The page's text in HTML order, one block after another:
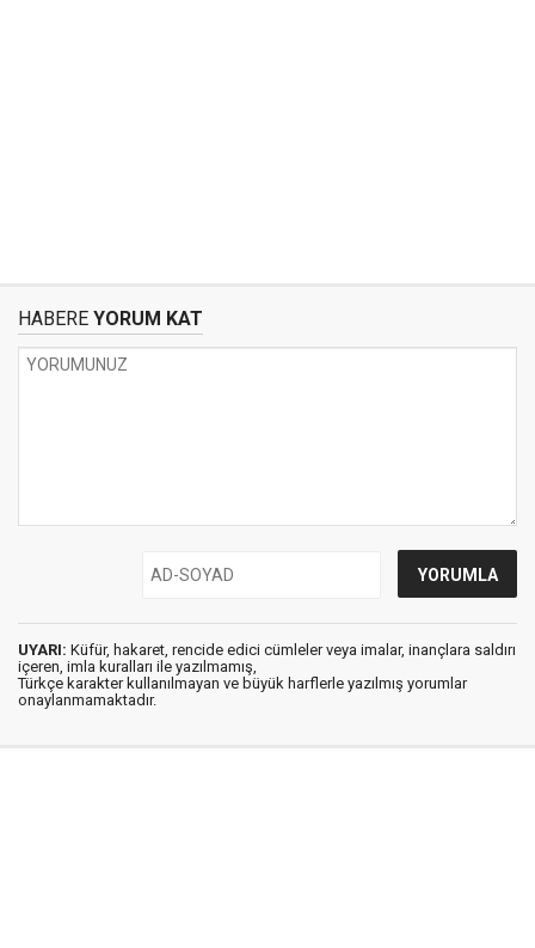
HABERE YORUM KAT
UYARI: Küfür, hakaret, rencide edici cümleler veya imalar, inançlara saldırı
içeren, imla kuralları ile yazılmamış,
Türkçe karakter kullanılmayan ve büyük harflerle yazılmış yorumlar
onaylanmamaktadır.